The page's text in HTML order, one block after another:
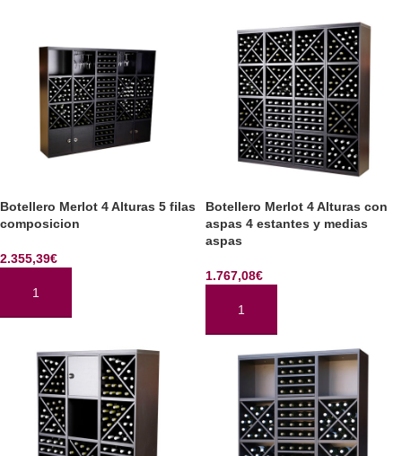
Botellero Merlot 4 Alturas 5 filas
composicion
2.355,39€
AÑADIR AL CARRITO
Botellero Merlot 4 Alturas con
aspas 4 estantes y medias
aspas
1.767,08€
AÑADIR AL CARRITO